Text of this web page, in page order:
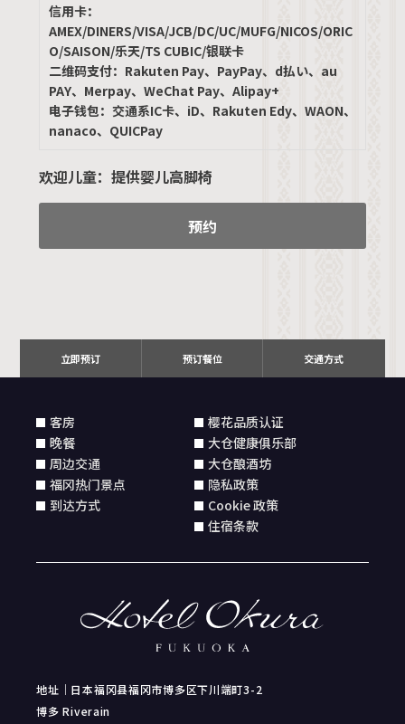
信用卡：
AMEX/DINERS/VISA/JCB/DC/UC/MUFG/NICOS/ORIC
O/SAISON/乐天/TS CUBIC/银联卡
二维码支付：Rakuten Pay、PayPay、d払い、au
PAY、Merpay、WeChat Pay、Alipay+
电子钱包：交通系IC卡、iD、Rakuten Edy、WAON、
nanaco、QUICPay
欢迎儿童：提供婴儿高脚椅
预约
立即预订 预订餐位 交通方式
客房
晚餐
周边交通
福冈热门景点
到达方式
樱花品质认证
大仓健康俱乐部
大仓酿酒坊
隐私政策
Cookie 政策
住宿条款
地址｜日本福冈县福冈市博多区下川端町3-2
博多 Riverain